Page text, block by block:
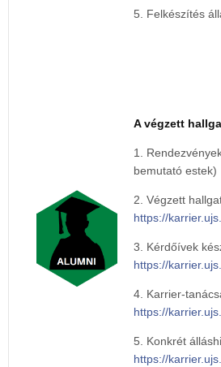
5. Felkészítés
A végzett
1.
bemutató estek)
2. Végzett
https://
3. Kérdőívek
https://
4. Karrier-
https://
5. Konkrét
https://